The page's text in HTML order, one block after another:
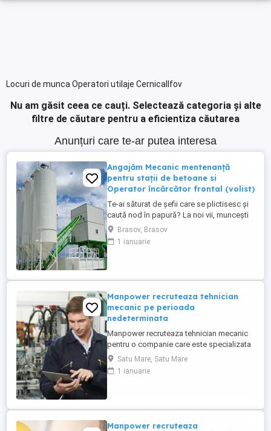
Locuri de munca Operatori utilaje CernicaIlfov
Nu am găsit ceea ce cauți. Selectează categoria și alte
filtre de căutare pentru a eficientiza căutarea
Anunțuri care te-ar putea interesa
Angajăm Mecanic mentenanță
pentru stații de betoane si
Operator încărcător frontal (volist)
Te-ai săturat de șefii care se plictisesc și
caută nod în papură? La noi vii, muncești
iar la final de luna pleci cu banii în buzunar!
Ce căutăm: Un om harnic, serios și
punctual nu doctori în științe . Să ai
mai mult ...
Brasov, Brasov
1 ianuarie
Manpower recruteaza tehnician
mecanic pe perioada
nedeterminata
Manpower recruteaza tehnician mecanic
pentru o companie care este specializata
în producția de sisteme electrice și
cablaje auto, inclusiv pentru vehicule cu
tensiuni inalte componente critice pentru
reparatii mecanice ...
Satu Mare, Satu Mare
1 ianuarie
Manpower recruteaza